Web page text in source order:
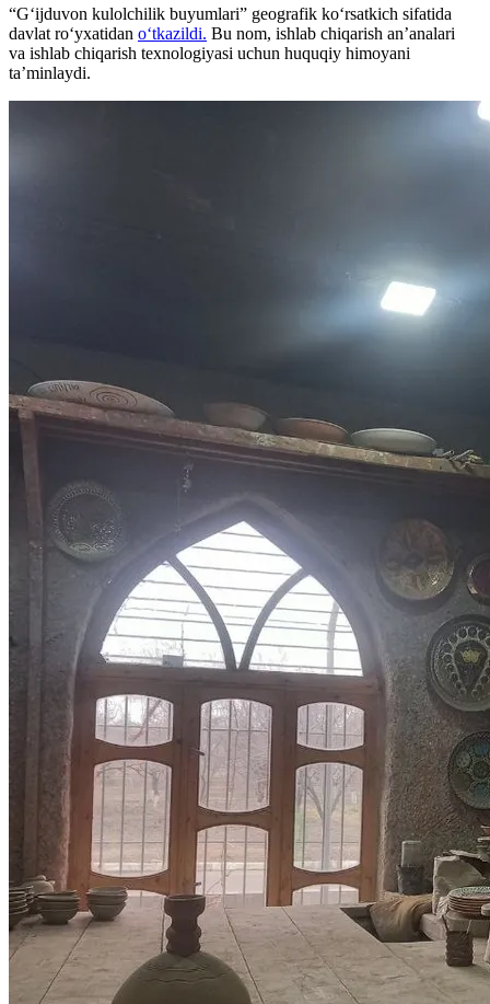
“G‘ijduvon kulolchilik buyumlari” geografik ko‘rsatkich sifatida
davlat ro‘yxatidan o‘tkazildi. Bu nom, ishlab chiqarish an’analari
va ishlab chiqarish texnologiyasi uchun huquqiy himoyani
ta’minlaydi.